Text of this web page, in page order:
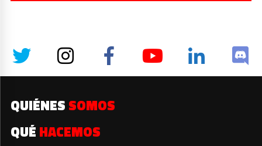
QUIÉNES SOMOS
QUÉ HACEMOS